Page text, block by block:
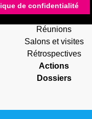
Actualités
RUG Lettres
Réunions
Salons et visites
Rétrospectives
Actions
Dossiers
de confidentialité